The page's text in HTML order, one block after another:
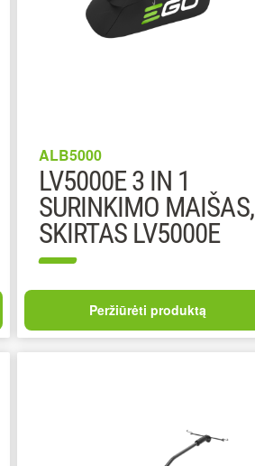
ALB5000
LV5000E 3 IN 1
SURINKIMO MAIŠAS,
SKIRTAS LV5000E
Peržiūrėti produktą